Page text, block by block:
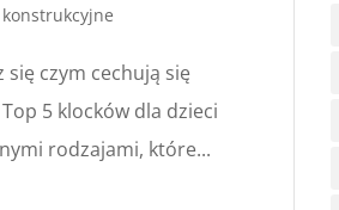
się czym cechują się
5 klocków dla dzieci
rodzajami, które...